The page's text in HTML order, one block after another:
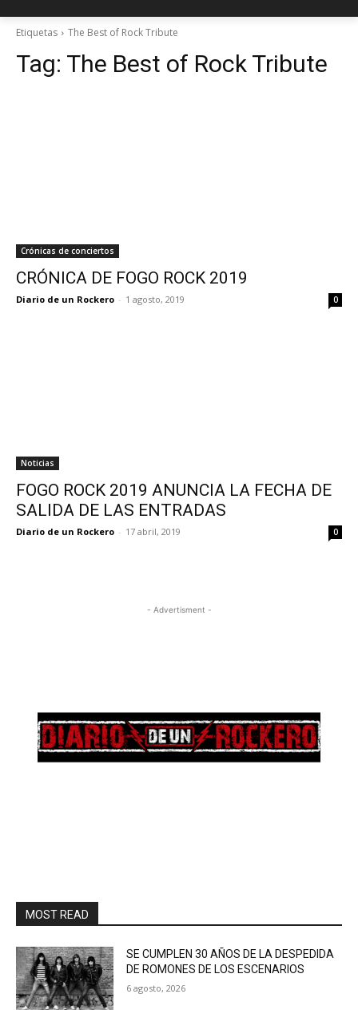
Etiquetas The Best of Rock Tribute
Tag: The Best of Rock Tribute
Crónicas de conciertos
CRÓNICA DE FOGO ROCK 2019
Diario de un Rockero - 1 agosto, 2019 0
Noticias
FOGO ROCK 2019 ANUNCIA LA FECHA DE
SALIDA DE LAS ENTRADAS
Diario de un Rockero - 17 abril, 2019 0
- Advertisment -
MOST READ
SE CUMPLEN 30 AÑOS DE LA DESPEDIDA
DE ROMONES DE LOS ESCENARIOS
6 agosto, 2026